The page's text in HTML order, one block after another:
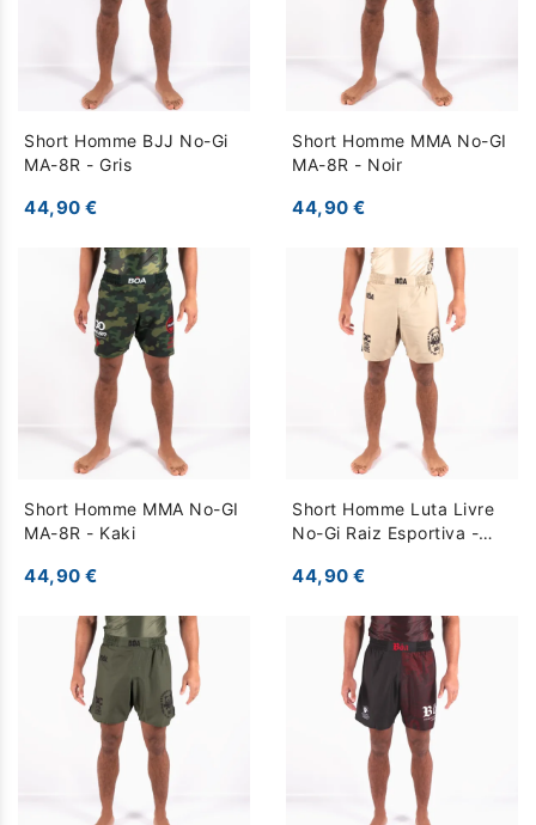
Short Homme BJJ No-Gi
MA-8R - Gris
44,90 €
Short Homme MMA No-GI
MA-8R - Noir
44,90 €
Short Homme MMA No-GI
MA-8R - Kaki
44,90 €
Short Homme Luta Livre
No-Gi Raiz Esportiva -
44,90 €